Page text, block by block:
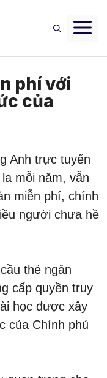
phí với
của
Anh trực tuyến
mỗi năm, vẫn
miễn phí, chính
người chưa hề
thẻ ngân
cấp quyền truy
học được xây
của Chính phủ